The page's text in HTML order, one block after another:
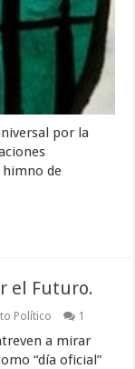
por la
himno de
el Futuro.
Político 1
a mirar
“día oficial”